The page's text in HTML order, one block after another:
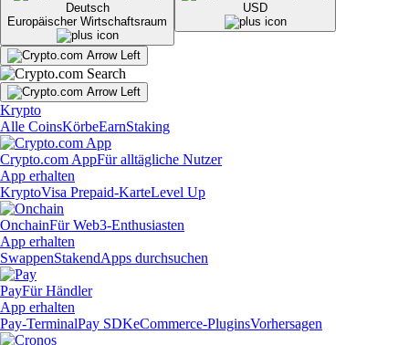
Deutsch
Europäischer Wirtschaftsraum
USD
Krypto
Alle CoinsKörbeEarnStaking
Crypto.com AppFür alltägliche Nutzer
App erhalten
KryptoVisa Prepaid-KarteLevel Up
OnchainFür Web3-Enthusiasten
App erhalten
SwappenStakendApps durchsuchen
PayFür Händler
App erhalten
Pay-TerminalPay SDKeCommerce-PluginsVorhersagen